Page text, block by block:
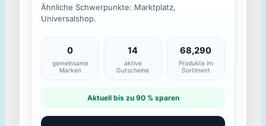
Ähnliche Schwerpunkte: Marktplatz,
Universalshop.
0
gemeinsame
Marken
14
aktive
Gutscheine
68,290
Produkte im
Sortiment
Aktuell bis zu 90 % sparen